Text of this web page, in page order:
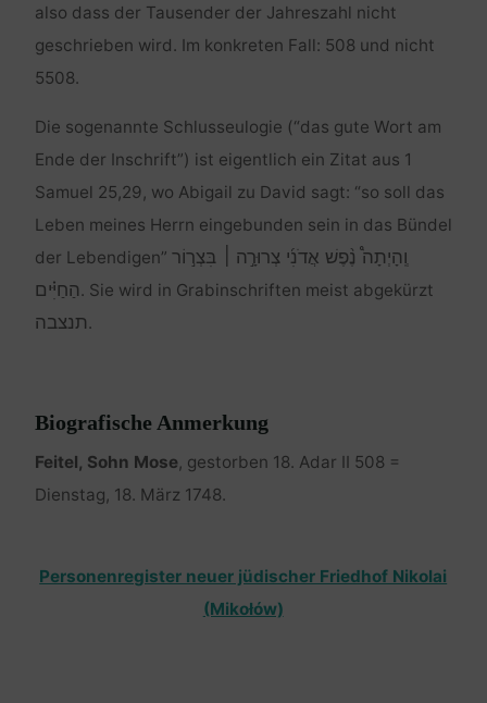
also dass der Tausender der Jahreszahl nicht
geschrieben wird. Im konkreten Fall: 508 und nicht
5508.
Die sogenannte Schlusseulogie (“das gute Wort am
Ende der Inschrift”) ist eigentlich ein Zitat aus 1
Samuel 25,29, wo Abigail zu David sagt: “so soll das
Leben meines Herrn eingebunden sein in das Bündel
der Lebendigen” וְֽהָיְתָה֩ נֶ֨פֶשׁ אֲדֹנִ֜י צְרוּרָ֣ה ׀ בִּצְר֣וֹר
הַחַיִּ֗ים. Sie wird in Grabinschriften meist abgekürzt
תנצבה.
Biografische Anmerkung
Feitel, Sohn Mose, gestorben 18. Adar II 508 =
Dienstag, 18. März 1748.
Personenregister neuer jüdischer Friedhof Nikolai
(Mikołów)